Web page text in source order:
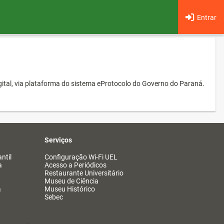
Entrar
via plataforma do sistema eProtocolo do Governo do Paraná.
Serviços
Configuração Wi-Fi UEL
Acesso a Periódicos
Restaurante Universitário
Museu de Ciência
Museu Histórico
Sebec